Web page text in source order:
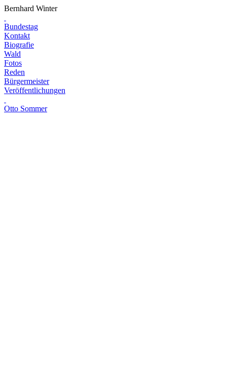
Bernhard Winter
Bundestag
Kontakt
Biografie
Wald
Fotos
Reden
Bürgermeister
Veröffentlichungen
Otto Sommer